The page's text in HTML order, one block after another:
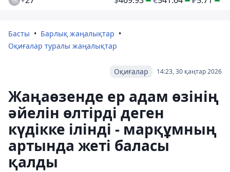
Басты
Барлық жаңалықтар
Оқиғалар туралы жаңалықтар
14:23, 30 қаңтар 2026
Оқиғалар
Жаңаөзенде ер адам өзінің
әйелін өлтірді деген
күдікке ілінді - марқұмның
артында жеті баласы
қалды